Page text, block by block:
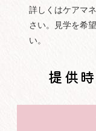
詳しくはケアマ
さい。見学を希
い。
提供